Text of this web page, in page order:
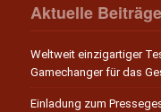
Aktuelle Beiträge
Weltweit einzigartiger
Gamechanger für das
Einladung zum